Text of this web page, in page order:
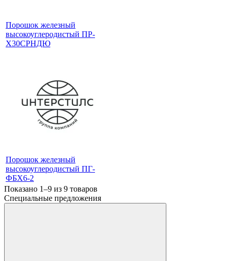
Порошок железный
высокоуглеродистый ПР-
Х30СРНДЮ
Порошок железный
высокоуглеродистый ПГ-
ФБХ6-2
Показано 1–9 из 9 товаров
Специальные предложения